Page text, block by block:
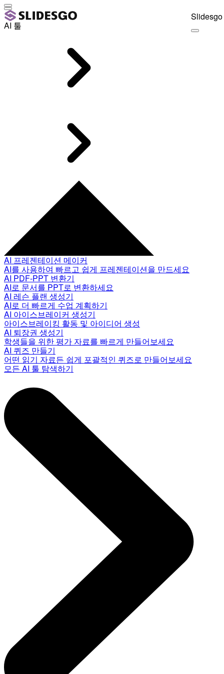
AI 툴
AI 프레젠테이션 메이커
AI를 사용하여 빠르고 쉽게 프레젠테이션을 만드세요
AI PDF-PPT 변환기
AI로 문서를 PPT로 변환하세요
AI 레슨 플랜 생성기
AI로 더 빠르게 수업 계획하기
AI 아이스브레이커 생성기
아이스브레이킹 활동 및 아이디어 생성
AI 퇴장권 생성기
학생들을 위한 평가 자료를 빠르게 만들어보세요
AI 퀴즈 만들기
어떤 읽기 자료든 쉽게 포괄적인 퀴즈로 만들어보세요
모든 AI 툴 탐색하기